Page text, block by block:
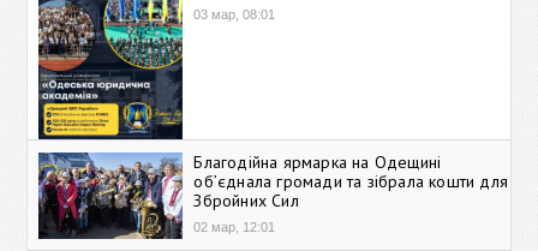
03 мар, 08:01
Благодійна ярмарка на Одещині
об’єднала громади та зібрала кошти для
Збройних Сил
02 мар, 12:01